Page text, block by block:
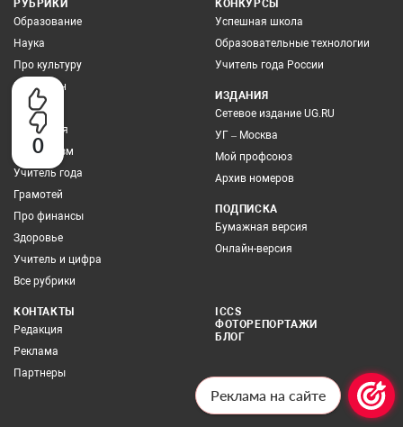
0
РУБРИКИ
Образование
Наука
Про культуру
Про закон
Экология
Выбор дня
Про туризм
Учитель года
Грамотей
Про финансы
Здоровье
Учитель и цифра
Все рубрики
КОНКУРСЫ
Успешная школа
Образовательные технологии
Учитель года России
ИЗДАНИЯ
Сетевое издание UG.RU
УГ – Москва
Мой профсоюз
Архив номеров
ПОДПИСКА
Бумажная версия
Онлайн-версия
КОНТАКТЫ
Редакция
Реклама
Партнеры
ICCS
ФОТОРЕПОРТАЖИ
БЛОГ
Реклама на сайте